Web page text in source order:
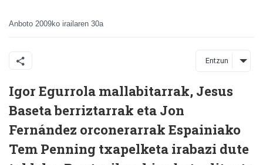
Anboto 2009ko irailaren 30a
Entzun
Igor Egurrola mallabitarrak, Jesus
Baseta berriztarrak eta Jon
Fernández orconerarrak Espainiako
Tem Penning txapelketa irabazi dute